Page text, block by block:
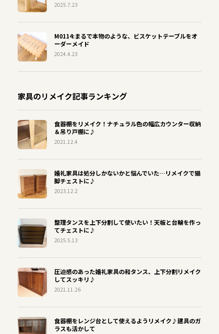
2025.7.23
M0114:まるで本物のような、ビスケットテーブルをオ
ーダーメイド
2024.4.23
家具のリメイク記事ランキング
食器棚をリメイク！ナチュラル色の幅広カウンター収納
＆吊り戸棚に♪
2021.12.4
婚礼家具は処分しかないかと悩んでいた…リメイクで猫
脚チェストに♪
2023.12.2
整理タンスを上下分割して使いたい！天板と台輪を作っ
てチェストに♪
2025.5.13
圧迫感のあった婚礼家具の和タンス、上下分割リメイク
してスッキリ♪
2021.11.26
食器棚をレンジ台として使えるようリメイク♪建具のガ
ラスも活かして